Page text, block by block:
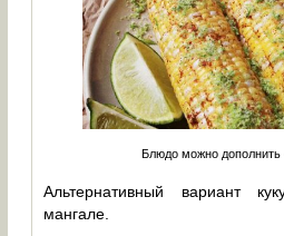
Блюдо можно дополнить
Альтернативный вариант
мангале.